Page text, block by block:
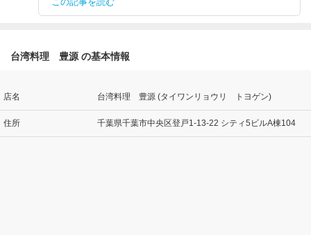
台湾料理 豊源 の基本情報
店名 台湾料理 豊源 (タイワンリョウリ トヨゲン)
住所 千葉県千葉市中央区登戸1-13-22 シティ5ビルA棟104